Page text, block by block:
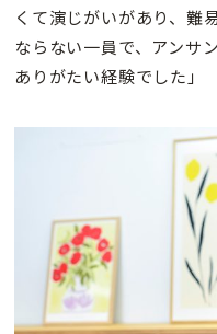
くて演じがいがあり、難
ならない一員で、アンサ
ありがたい経験でした」